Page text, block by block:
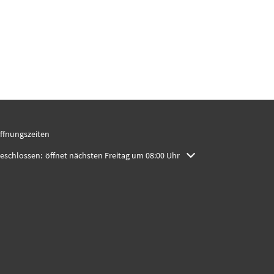
um weitere Öffnungs- oder Schließzeiten auszublenden
öffnet nächsten Freitag um 08:00 Uhr